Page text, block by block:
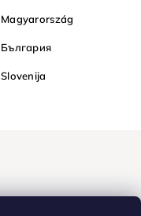
Magyarország
България
Slovenija